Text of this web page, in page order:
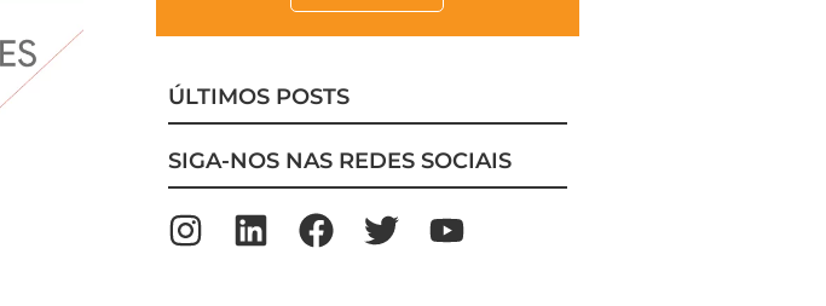
ÚLTIMOS POSTS
SIGA-NOS NAS REDES SOCIAIS